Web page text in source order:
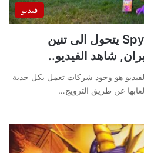
فيديو
Spyro The Dragon يتحول الى تنين
شاهد الفيديو..
هو وجود شركات تعمل بكل جدية
عن طريق الترويج…